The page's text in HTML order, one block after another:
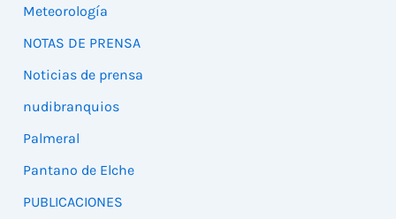
Meteorología
NOTAS DE PRENSA
Noticias de prensa
nudibranquios
Palmeral
Pantano de Elche
PUBLICACIONES